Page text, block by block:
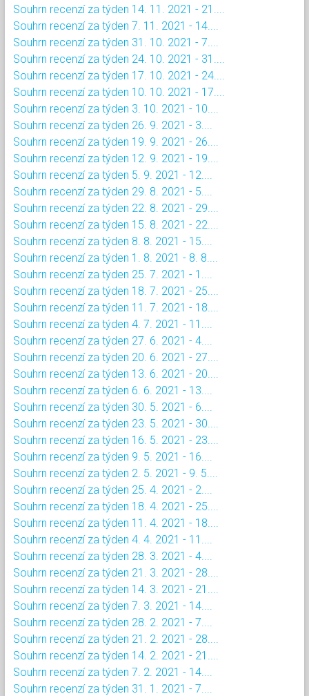
Souhrn recenzí za týden 14. 11. 2021 - 21....
Souhrn recenzí za týden 7. 11. 2021 - 14....
Souhrn recenzí za týden 31. 10. 2021 - 7....
Souhrn recenzí za týden 24. 10. 2021 - 31....
Souhrn recenzí za týden 17. 10. 2021 - 24....
Souhrn recenzí za týden 10. 10. 2021 - 17....
Souhrn recenzí za týden 3. 10. 2021 - 10....
Souhrn recenzí za týden 26. 9. 2021 - 3....
Souhrn recenzí za týden 19. 9. 2021 - 26....
Souhrn recenzí za týden 12. 9. 2021 - 19....
Souhrn recenzí za týden 5. 9. 2021 - 12....
Souhrn recenzí za týden 29. 8. 2021 - 5....
Souhrn recenzí za týden 22. 8. 2021 - 29....
Souhrn recenzí za týden 15. 8. 2021 - 22....
Souhrn recenzí za týden 8. 8. 2021 - 15....
Souhrn recenzí za týden 1. 8. 2021 - 8. 8....
Souhrn recenzí za týden 25. 7. 2021 - 1....
Souhrn recenzí za týden 18. 7. 2021 - 25....
Souhrn recenzí za týden 11. 7. 2021 - 18....
Souhrn recenzí za týden 4. 7. 2021 - 11....
Souhrn recenzí za týden 27. 6. 2021 - 4....
Souhrn recenzí za týden 20. 6. 2021 - 27....
Souhrn recenzí za týden 13. 6. 2021 - 20....
Souhrn recenzí za týden 6. 6. 2021 - 13....
Souhrn recenzí za týden 30. 5. 2021 - 6....
Souhrn recenzí za týden 23. 5. 2021 - 30....
Souhrn recenzí za týden 16. 5. 2021 - 23....
Souhrn recenzí za týden 9. 5. 2021 - 16....
Souhrn recenzí za týden 2. 5. 2021 - 9. 5....
Souhrn recenzí za týden 25. 4. 2021 - 2....
Souhrn recenzí za týden 18. 4. 2021 - 25....
Souhrn recenzí za týden 11. 4. 2021 - 18....
Souhrn recenzí za týden 4. 4. 2021 - 11....
Souhrn recenzí za týden 28. 3. 2021 - 4....
Souhrn recenzí za týden 21. 3. 2021 - 28....
Souhrn recenzí za týden 14. 3. 2021 - 21....
Souhrn recenzí za týden 7. 3. 2021 - 14....
Souhrn recenzí za týden 28. 2. 2021 - 7....
Souhrn recenzí za týden 21. 2. 2021 - 28....
Souhrn recenzí za týden 14. 2. 2021 - 21....
Souhrn recenzí za týden 7. 2. 2021 - 14....
Souhrn recenzí za týden 31. 1. 2021 - 7....